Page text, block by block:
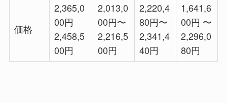
価格
2,365,0
00円
2,458,5
00円
2,013,0
00円〜
2,216,5
00円
2,220,4
80円〜
2,341,4
40円
1,641,6
00円 〜
2,296,0
80円